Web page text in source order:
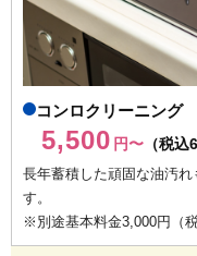
コンロクリーニング
5,500 円〜 （税
長年蓄積した頑固な油汚
す。
※別途基本料金3,000円（